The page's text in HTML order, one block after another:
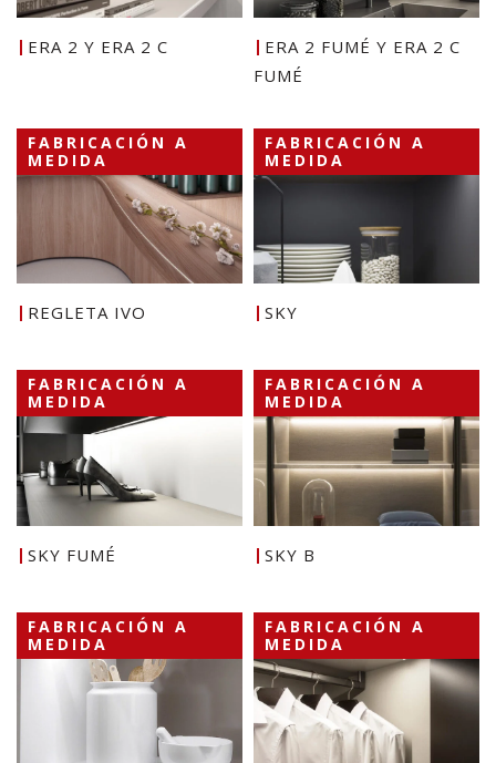
ERA 2 Y ERA 2 C
ERA 2 FUMÉ Y ERA 2 C
FUMÉ
FABRICACIÓN A
MEDIDA
REGLETA IVO
FABRICACIÓN A
MEDIDA
SKY
FABRICACIÓN A
MEDIDA
SKY FUMÉ
FABRICACIÓN A
MEDIDA
SKY B
FABRICACIÓN A
MEDIDA
FABRICACIÓN A
MEDIDA